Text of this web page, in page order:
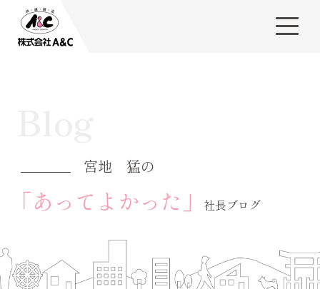
宮地 猛の
「あってよかった」 社長ブログ